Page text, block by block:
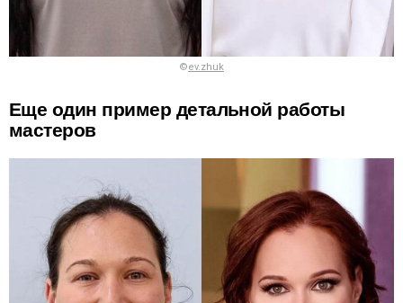
©ev.zhuk
Еще один пример детальной работы
мастеров